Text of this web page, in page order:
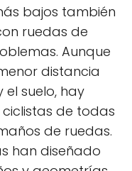
bajos también
ruedas de
Aunque
distancia
suelo, hay
de todas
de ruedas.
han diseñado